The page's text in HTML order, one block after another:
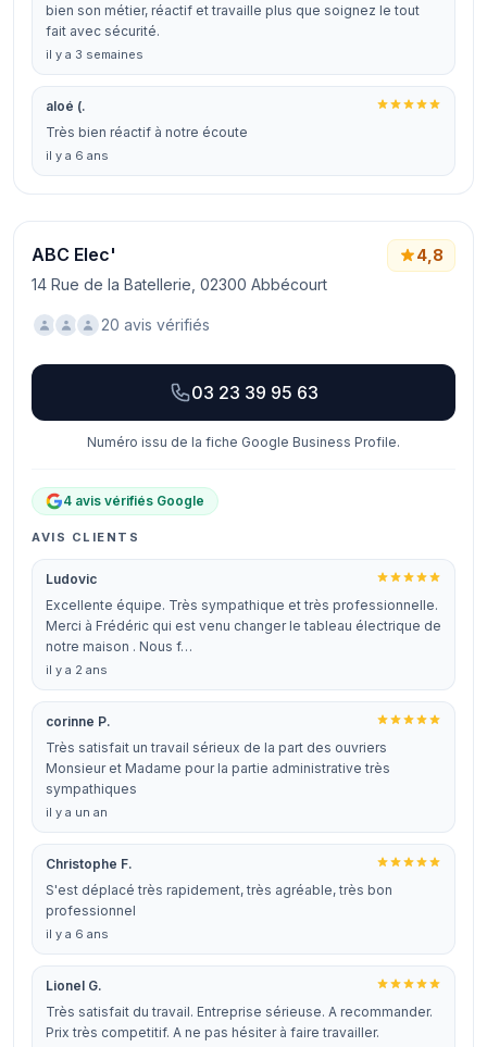
bien son métier, réactif et travaille plus que soignez le tout
fait avec sécurité.
il y a 3 semaines
aloé (.
Très bien réactif à notre écoute
il y a 6 ans
ABC Elec'
14 Rue de la Batellerie, 02300 Abbécourt
4,8
20 avis vérifiés
03 23 39 95 63
Numéro issu de la fiche Google Business Profile.
4 avis vérifiés Google
AVIS CLIENTS
Ludovic
Excellente équipe. Très sympathique et très professionnelle.
Merci à Frédéric qui est venu changer le tableau électrique de
notre maison . Nous f…
il y a 2 ans
corinne P.
Très satisfait un travail sérieux de la part des ouvriers
Monsieur et Madame pour la partie administrative très
sympathiques
il y a un an
Christophe F.
S'est déplacé très rapidement, très agréable, très bon
professionnel
il y a 6 ans
Lionel G.
Très satisfait du travail. Entreprise sérieuse. A recommander.
Prix très competitif. A ne pas hésiter à faire travailler.